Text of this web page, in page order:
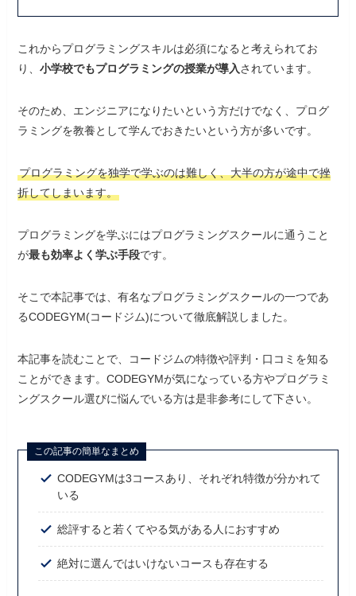
これからプログラミングスキルは必須になると考えられてお
り、小学校でもプログラミングの授業が導入されています。
そのため、エンジニアになりたいという方だけでなく、プログ
ラミングを教養として学んでおきたいという方が多いです。
プログラミングを独学で学ぶのは難しく、大半の方が途中で挫
折してしまいます。
プログラミングを学ぶにはプログラミングスクールに通うこと
が最も効率よく学ぶ手段です。
そこで本記事では、有名なプログラミングスクールの一つであ
るCODEGYM(コードジム)について徹底解説しました。
本記事を読むことで、コードジムの特徴や評判・口コミを知る
ことができます。CODEGYMが気になっている方やプログラミ
ングスクール選びに悩んでいる方は是非参考にして下さい。
この記事の簡単なまとめ
CODEGYMは3コースあり、それぞれ特徴が分かれて
いる
総評すると若くてやる気がある人におすすめ
絶対に選んではいけないコースも存在する